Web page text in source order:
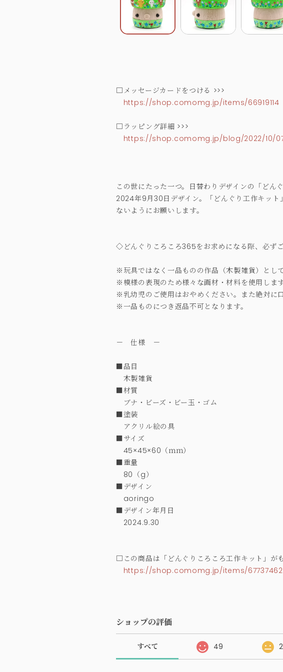
□メッセージカードをつける >>>
https://shop.comomg.jp/items/66919114
□ラッピング詳細 >>>
https://shop.comomg.jp/blog/2022/10/
この世にたった一つ。日替わりデザインの「どん
2024年9月30日デザイン。「どんぐり工作キッ
ないようにお願いします。
◇どんぐりころころ365をお求めになる際、必ず
※玩具ではなく一品ものの作品（木製雑貨）とし
※模様の表現のため様々な画材・材料を使用しま
※乳幼児のご使用はおやめください。また絶対に
※一品ものにつき返品不可となります。
－ 仕様 －
■品目
木製雑貨
■材質
ブナ・ビーズ・ビー玉・ゴム
■塗装
アクリル絵の具
■サイズ
45×45×60（ｍｍ）
■重量
80（g）
■デザイン
aoringo
■デザイン年月日
2024.9.30
□この商品は「どんぐりころころ工作キット」が
https://shop.comomg.jp/items/67737462
ショップの評価
すべて 49 2